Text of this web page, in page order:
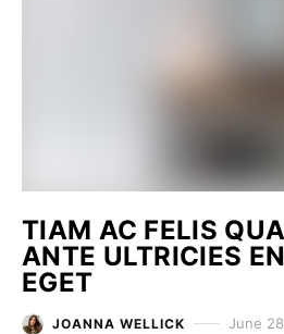
TIAM AC FELIS
ANTE ULTRICIES
EGET
JOANNA WELLICK June